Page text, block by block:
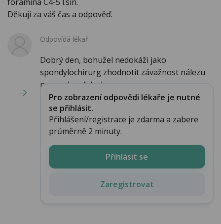
Děkuji za váš čas a odpověď.
Odpovídá lékař:
Dobrý den, bohužel nedokáži jako
spondylochirurg zhodnotit závažnost nálezu
na mozku- 4 drobn...
Pro zobrazení odpovědi lékaře je nutné
se přihlásit.
Přihlášení/registrace je zdarma a zabere
průměrně 2 minuty.
Přihlásit se
Zaregistrovat